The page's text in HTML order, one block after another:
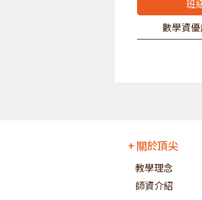
班
數學資
+ 關於頂尖
教學理念
師資介紹